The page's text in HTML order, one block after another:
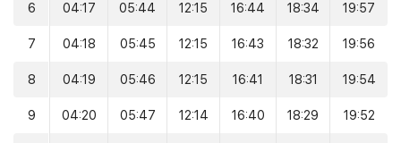
6 04:17 05:44 12:15 16:44 18:34 19:57
7 04:18 05:45 12:15 16:43 18:32 19:56
8 04:19 05:46 12:15 16:41 18:31 19:54
9 04:20 05:47 12:14 16:40 18:29 19:52